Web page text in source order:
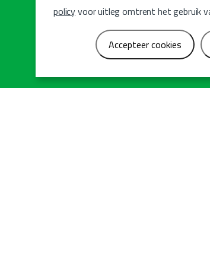
policyvoor uitleg omtrent het gebruik
Accepteer cookies